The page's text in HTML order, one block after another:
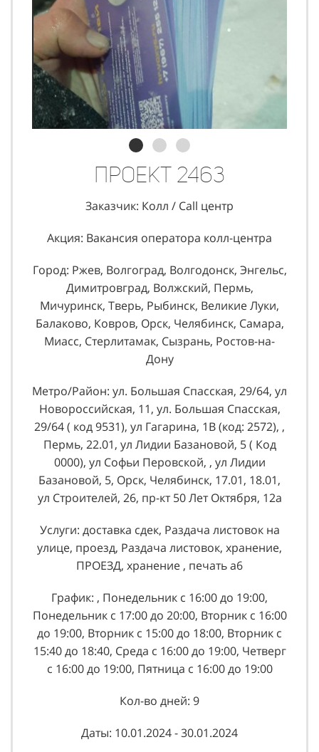
Проект 2463
Заказчик: Колл / Call центр
Акция: Вакансия оператора колл-центра
Город: Ржев, Волгоград, Волгодонск, Энгельс,
Димитровград, Волжский, Пермь,
Мичуринск, Тверь, Рыбинск, Великие Луки,
Балаково, Ковров, Орск, Челябинск, Самара,
Миасс, Стерлитамак, Сызрань, Ростов-на-
Дону
Метро/Район: ул. Большая Спасская, 29/64, ул
Новороссийская, 11, ул. Большая Спасская,
29/64 ( код 9531), ул Гагарина, 1В (код: 2572), ,
Пермь, 22.01, ул Лидии Базановой, 5 ( Код
0000), ул Софьи Перовской, , ул Лидии
Базановой, 5, Орск, Челябинск, 17.01, 18.01,
ул Строителей, 26, пр-кт 50 Лет Октября, 12а
Услуги: доставка сдек, Раздача листовок на
улице, проезд, Раздача листовок, хранение,
ПРОЕЗД, хранение , печать а6
График: , Понедельник с 16:00 до 19:00,
Понедельник с 17:00 до 20:00, Вторник с 16:00
до 19:00, Вторник с 15:00 до 18:00, Вторник с
15:40 до 18:40, Среда с 16:00 до 19:00, Четверг
с 16:00 до 19:00, Пятница с 16:00 до 19:00
Кол-во дней: 9
Даты: 10.01.2024 - 30.01.2024